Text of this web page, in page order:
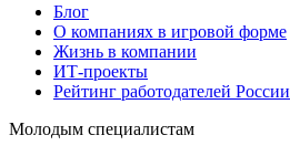
Блог
О компаниях в игровой форме
Жизнь в компании
ИТ-проекты
Рейтинг работодателей России
Молодым специалистам